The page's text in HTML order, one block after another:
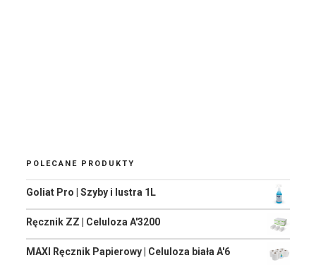
POLECANE PRODUKTY
Goliat Pro | Szyby i lustra 1L
Ręcznik ZZ | Celuloza A'3200
MAXI Ręcznik Papierowy | Celuloza biała A'6